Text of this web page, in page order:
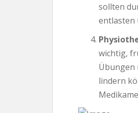
sollten
entlasten
wichtig,
Übungen
lindern